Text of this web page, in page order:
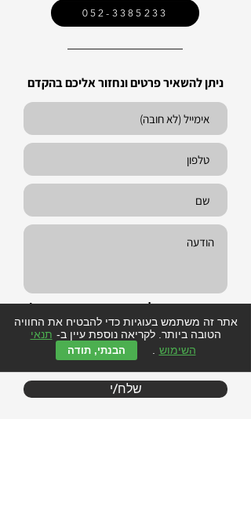
052-3385233
ניתן להשאיר פרטים ונחזור אליכם בהקדם
עם משלוח הטופס אני מסכים/
מסכימה ל- תנאי השימוש
ומדיניות הפרטיות באתר
שלח/י
אתר זה משתמש בעוגיות כדי להבטיח את החוויה
הטובה ביותר. לקריאה נוספת עיין ב- תנאי
השימוש
הבנתי, תודה